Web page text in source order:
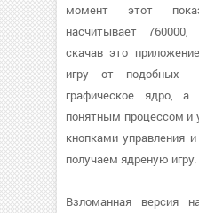
момент этот
насчитывает
скачав это
игру от подобных
графическое ядро,
понятным процессом и
кнопками управления
получаем ядреную игру.
Взломанная версия